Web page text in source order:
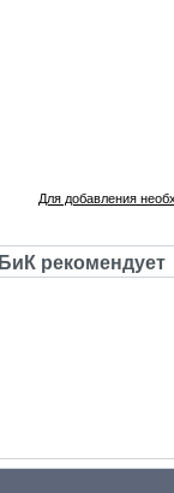
Для добавления
рекомендует